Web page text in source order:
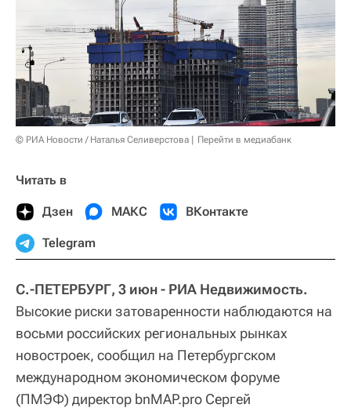
© РИА Новости / Наталья Селиверстова Перейти в медиабанк
Читать в
Дзен МАКС ВКонтакте
Telegram
С.-ПЕТЕРБУРГ, 3 июн - РИА Недвижимость.
Высокие риски затоваренности наблюдаются на
восьми российских региональных рынках
новостроек, сообщил на Петербургском
международном экономическом форуме
(ПМЭФ) директор bnMAP.pro Сергей